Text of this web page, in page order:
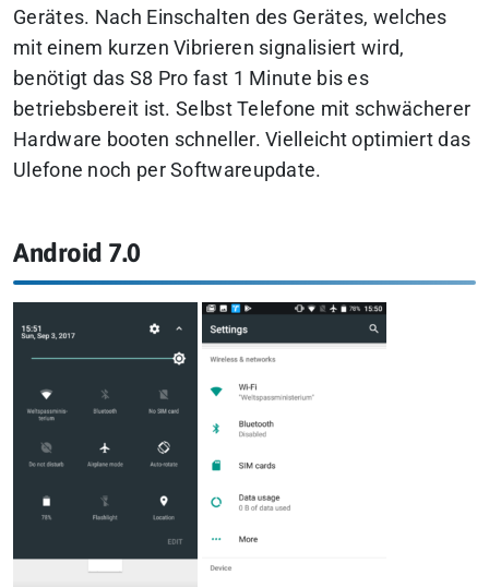
Gerätes. Nach Einschalten des Gerätes, welches
mit einem kurzen Vibrieren signalisiert wird,
benötigt das S8 Pro fast 1 Minute bis es
betriebsbereit ist. Selbst Telefone mit schwächerer
Hardware booten schneller. Vielleicht optimiert das
Ulefone noch per Softwareupdate.
Android 7.0